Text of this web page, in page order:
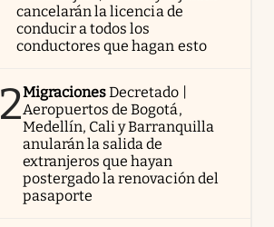
cancelarán la licencia de
conducir a todos los
conductores que hagan esto
2MigracionesDecretado |
Aeropuertos de Bogotá,
Medellín, Cali y Barranquilla
anularán la salida de
extranjeros que hayan
postergado la renovación del
pasaporte